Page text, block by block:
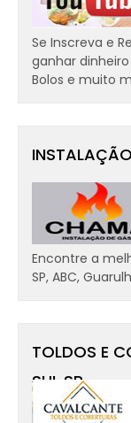
Se Inscreva e
ganhar
Bolos e muito
Encontre a
SP, ABC,
TOLDOS E
SUL SP